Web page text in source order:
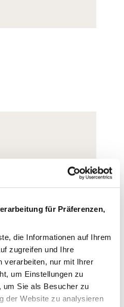
für Präferenzen,
die Informationen auf Ihrem
zugreifen und Ihre
verarbeiten, nur mit Ihrer
um Einstellungen zu
um Sie als Besucher zu
der Website zu analysieren